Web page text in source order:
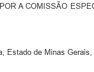
A COMISSÃO
Estado de Minas